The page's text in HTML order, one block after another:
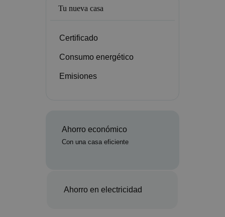
Tu nueva casa
Certificado
Consumo energético
Emisiones
Ahorro económico
Con una casa eficiente
Ahorro en electricidad